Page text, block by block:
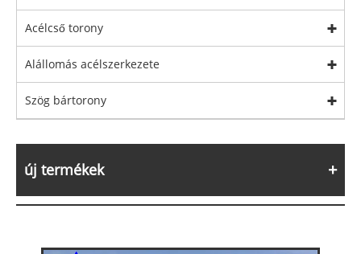
Acélcső torony
Alállomás acélszerkezete
Szög bártorony
új termékek